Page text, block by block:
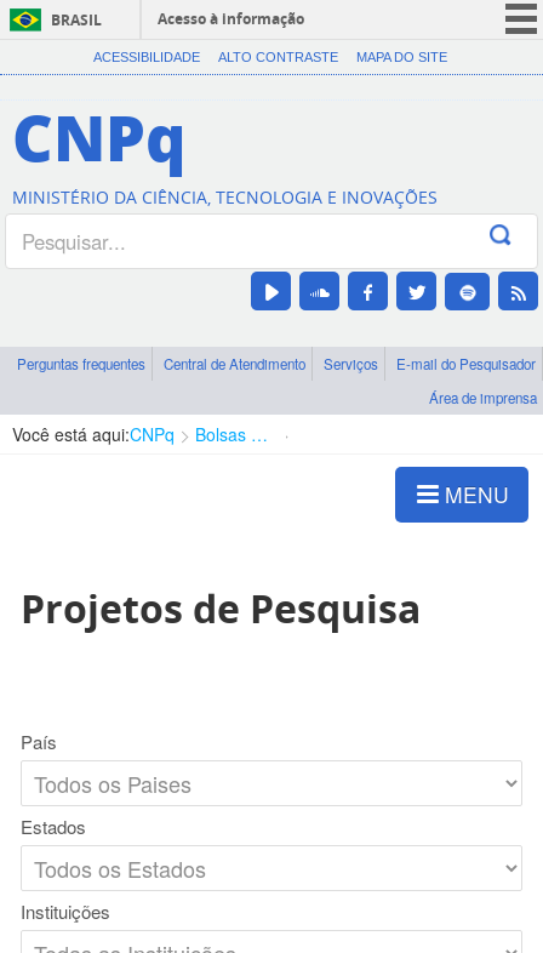
BRASIL
Acesso à informação
CORONAVÍRUS (COVID-19)
Canais
ACESSIBILIDADE ALTO CONTRASTE MAPA DO SITE
CNPq
MINISTÉRIO DA CIÊNCIA, TECNOLOGIA E INOVAÇÕES
Perguntas frequentes Central de Atendimento Serviços
E-mail do Pesquisador
Área de imprensa
Você está aqui:CNPq Bolsas e Auxílios Vigentes
MENU
Projetos de Pesquisa
País
Estados
Instituições